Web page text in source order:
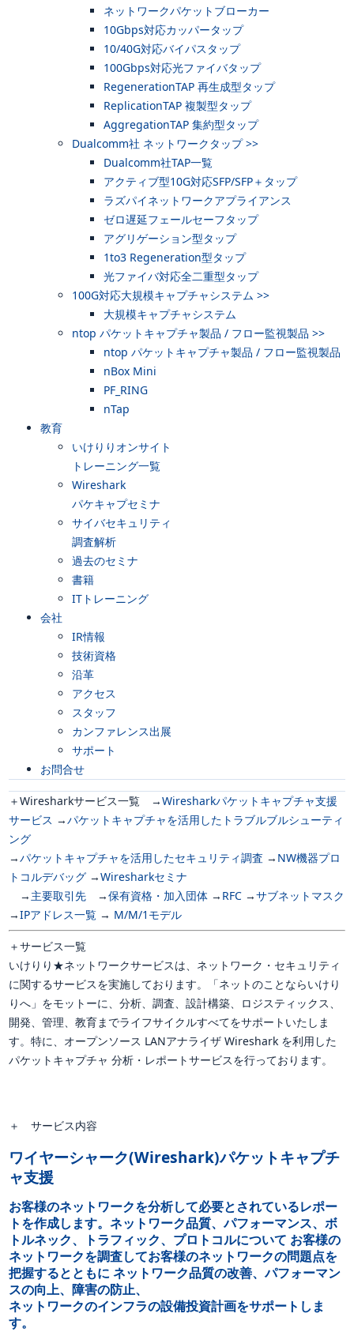
ネットワークパケットブローカー
10Gbps対応カッパータップ
10/40G対応バイパスタップ
100Gbps対応光ファイバタップ
RegenerationTAP 再生成型タップ
ReplicationTAP 複製型タップ
AggregationTAP 集約型タップ
Dualcomm社 ネットワークタップ >>
Dualcomm社TAP一覧
アクティブ型10G対応SFP/SFP＋タップ
ラズパイネットワークアプライアンス
ゼロ遅延フェールセーフタップ
アグリゲーション型タップ
1to3 Regeneration型タップ
光ファイバ対応全二重型タップ
100G対応大規模キャプチャシステム >>
大規模キャプチャシステム
ntop パケットキャプチャ製品 / フロー監視製品 >>
ntop パケットキャプチャ製品 / フロー監視製品
nBox Mini
PF_RING
nTap
教育
いけりりオンサイト
トレーニング一覧
Wireshark
パケキャプセミナ
サイバセキュリティ
調査解析
過去のセミナ
書籍
ITトレーニング
会社
IR情報
技術資格
沿革
アクセス
スタッフ
カンファレンス出展
サポート
お問合せ
＋Wiresharkサービス一覧 →Wiresharkパケットキャプチャ支援
サービス →パケットキャプチャを活用したトラブルブルシューティ
ング
→パケットキャプチャを活用したセキュリティ調査 → NW機器プロ
トコルデバッグ →Wiresharkセミナ
→ 主要取引先 →保有資格・加入団体 → RFC →サブネットマスク
→IPアドレス一覧 → M/M/1モデル
＋サービス一覧
いけりり★ネットワークサービスは、ネットワーク・セキュリティ
に関するサービスを実施しております。「ネットのことならいけり
りへ」をモットーに、分析、調査、設計構築、ロジスティックス、
開発、管理、教育までライフサイクルすべてをサポートいたしま
す。特に、オープンソース LANアナライザ Wireshark を利用した
パケットキャプチャ 分析・レポートサービスを行っております。
＋ サービス内容
ワイヤーシャーク(Wireshark)パケットキャプチ
ャ支援
お客様のネットワークを分析して必要とされているレポー
トを作成します。ネットワーク品質、パフォーマンス、ボ
トルネック、トラフィック、プロトコルについて お客様の
ネットワークを調査してお客様のネットワークの問題点を
把握するとともに ネットワーク品質の改善、パフォーマン
スの向上、障害の防止、
ネットワークのインフラの設備投資計画をサポートしま
す。